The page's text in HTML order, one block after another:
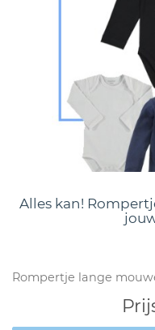
Alles kan!
Rompertje lange